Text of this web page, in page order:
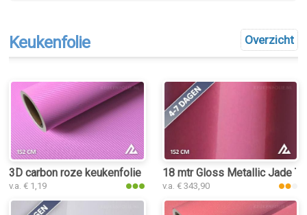
Overzicht
Keukenfolie
3D carbon roze keukenfolie
v.a. € 1,19
18 mtr Gloss Metallic Jade
v.a. € 343,90